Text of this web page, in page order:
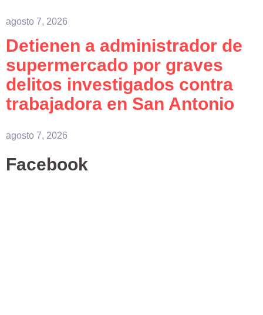
agosto 7, 2026
Detienen a administrador de
supermercado por graves
delitos investigados contra
trabajadora en San Antonio
agosto 7, 2026
Facebook